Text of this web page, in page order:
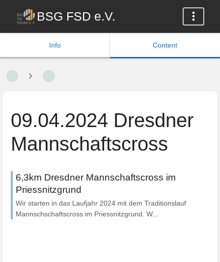
BSG FSD e.V.
Info Content
09.04.2024 Dresdner
Mannschaftscross
6,3km Dresdner Mannschaftscross im
Priessnitzgrund
Wir starten in das Laufjahr 2024 mit dem Traditionslauf
Mannschschaftscross im Priessnitzgrund. W...